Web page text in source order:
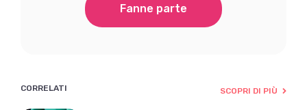
Fanne parte
CORRELATI SCOPRI DI PIÙ